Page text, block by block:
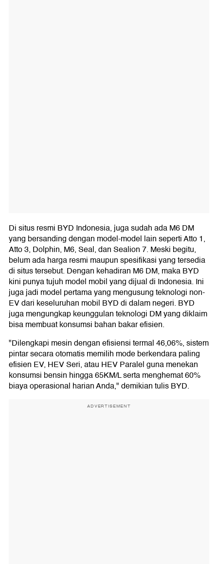
Di situs resmi BYD Indonesia, juga sudah ada M6 DM
yang bersanding dengan model-model lain seperti Atto 1,
Atto 3, Dolphin, M6, Seal, dan Sealion 7. Meski begitu,
belum ada harga resmi maupun spesifikasi yang tersedia
di situs tersebut. Dengan kehadiran M6 DM, maka BYD
kini punya tujuh model mobil yang dijual di Indonesia. Ini
juga jadi model pertama yang mengusung teknologi non-
EV dari keseluruhan mobil BYD di dalam negeri. BYD
juga mengungkap keunggulan teknologi DM yang diklaim
bisa membuat konsumsi bahan bakar efisien.
"Dilengkapi mesin dengan efisiensi termal 46,06%, sistem
pintar secara otomatis memilih mode berkendara paling
efisien EV, HEV Seri, atau HEV Paralel guna menekan
konsumsi bensin hingga 65KM/L serta menghemat 60%
biaya operasional harian Anda," demikian tulis BYD.
ADVERTISEMENT